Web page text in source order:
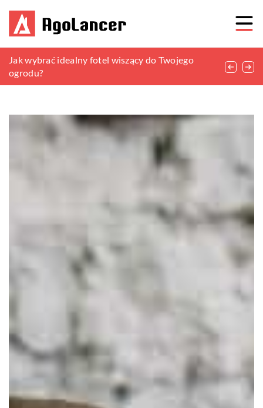
Porady ekspertów na temat renowacji i pielęgnacji
podłóg drewnianych
Jak wybrać idealny fotel wiszący do Twojego
ogrodu?
Inteligentne zasłony: Komfort i oszczędność
energii w nowoczesnym wnętrzu